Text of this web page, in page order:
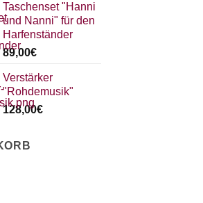
Taschenset "Hanni
und Nanni" für den
Harfenständer
89,00€
Verstärker
"Rohdemusik"
128,00€